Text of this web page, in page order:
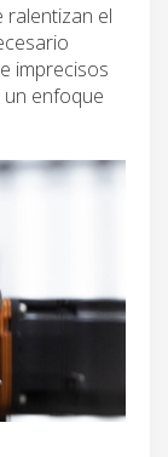
ralentizan el
imprecisos
enfoque